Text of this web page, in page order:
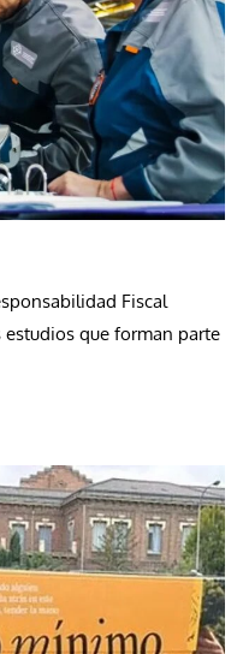
Fiscal
estudios que forman parte